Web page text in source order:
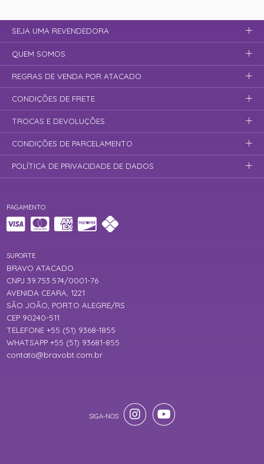
PAGAMENTO
SUPORTE
BRAVO ATACADO
CNPJ 39.753.574/0001-76
AVENIDA CEARA, 1221
SÃO JOÃO, PORTO ALEGRE/RS
CEP 90240-511
TELEFONE +55 (51) 9368-1855
WHATSAPP +55 (51) 93681-855
contato@bravobt.com.br
SEJA UMA REVENDEDORA
QUEM SOMOS
REGRAS DE VENDA POR ATACADO
CONDIÇÕES DE FRETE
TROCAS E DEVOLUÇÕES
CONDIÇÕES DE PARCELAMENTO
POLÍTICA DE PRIVACIDADE DE DADOS